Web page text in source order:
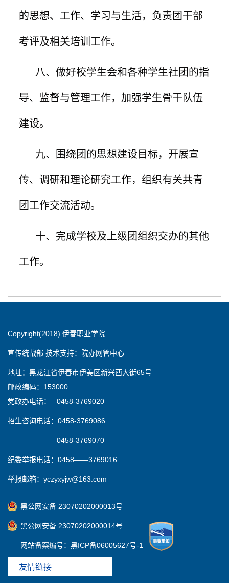
的思想、工作、学习与生活，负责团干部
考评及相关培训工作。
八、做好校学生会和各种学生社团的指
导、监督与管理工作，加强学生骨干队伍
建设。
九、围绕团的思想建设目标，开展宣
传、调研和理论研究工作，组织有关共青
团工作交流活动。
十、完成学校及上级团组织交办的其他
工作。
Copyright(2018) 伊春职业学院
宣传统战部 技术支持：院办网管中心
地址：黑龙江省伊春市伊美区新兴西大街65号
邮政编码：153000
党政办电话： 0458-3769020
招生咨询电话：0458-3769086
0458-3769070
纪委举报电话：0458——3769016
举报邮箱：yczyxyjw@163.com
黑公网安备 23070202000013号
黑公网安备 23070202000014号
网站备案编号：黑ICP备06005627号-1
友情链接